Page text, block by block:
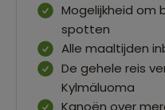
Mogelijkheid om
spotten
Alle maaltijden
De gehele reis
Kylmäluoma
Kanoën over